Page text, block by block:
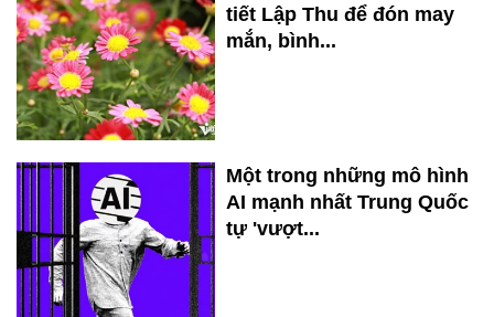
tiết Lập Thu để đón may
mắn, bình...
Một trong những mô hình
AI mạnh nhất Trung Quốc
tự 'vượt...